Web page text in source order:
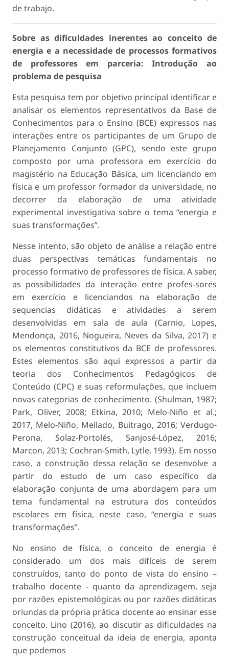
de trabajo.
Sobre as dificuldades inerentes ao conceito de
energia e a necessidade de processos formativos
de professores em parceria: Introdução ao
problema de pesquisa
Esta pesquisa tem por objetivo principal identificar e
analisar os elementos representativos da Base de
Conhecimentos para o Ensino (BCE) expressos nas
interações entre os participantes de um Grupo de
Planejamento Conjunto (GPC), sendo este grupo
composto por uma professora em exercício do
magistério na Educação Básica, um licenciando em
física e um professor formador da universidade, no
decorrer da elaboração de uma atividade
experimental investigativa sobre o tema “energia e
suas transformações”.
Nesse intento, são objeto de análise a relação entre
duas perspectivas temáticas fundamentais no
processo formativo de professores de física. A saber,
as possibilidades da interação entre profes-sores
em exercício e licenciandos na elaboração de
sequencias didáticas e atividades a serem
desenvolvidas em sala de aula (Carnio, Lopes,
Mendonça, 2016, Nogueira, Neves da Silva, 2017) e
os elementos constitutivos da BCE de professores.
Estes elementos são aqui expressos a partir da
teoria dos Conhecimentos Pedagógicos de
Conteúdo (CPC) e suas reformulações, que incluem
novas categorias de conhecimento. (Shulman, 1987;
Park, Oliver, 2008; Etkina, 2010; Melo-Niño et al.;
2017, Melo-Niño, Mellado, Buitrago, 2016; Verdugo-
Perona, Solaz-Portolés, Sanjosé-López, 2016;
Marcon, 2013; Cochran-Smith, Lytle, 1993). Em nosso
caso, a construção dessa relação se desenvolve a
partir do estudo de um caso específico da
elaboração conjunta de uma abordagem para um
tema fundamental na estrutura dos conteúdos
escolares em física, neste caso, “energia e suas
transformações”.
No ensino de física, o conceito de energia é
considerado um dos mais difíceis de serem
construídos, tanto do ponto de vista do ensino –
trabalho docente - quanto da aprendizagem, seja
por razões epistemológicas ou por razões didáticas
oriundas da própria prática docente ao ensinar esse
conceito. Lino (2016), ao discutir as dificuldades na
construção conceitual da ideia de energia, aponta
que podemos